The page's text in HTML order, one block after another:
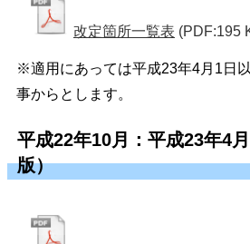
改定箇所一覧表 (PDF:195
※適用にあっては平成23年4月1日
事からとします。
平成22年10月：平成23年4
版）